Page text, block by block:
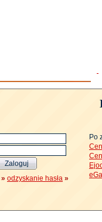
» odzyskanie hasła »
Po